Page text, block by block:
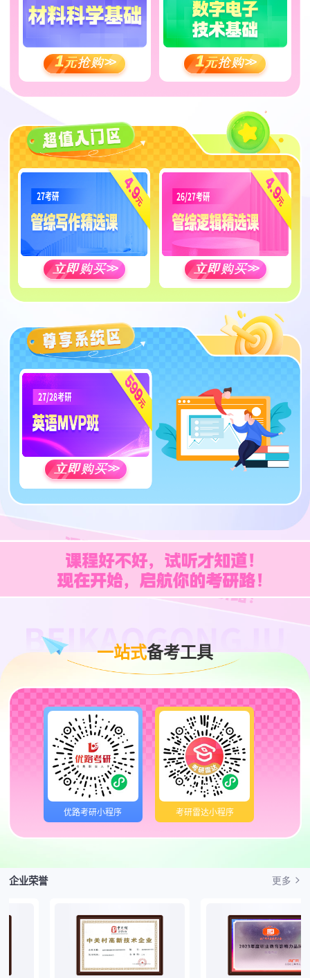
1元抢购>> 1元抢购>>
立即购买>> 立即购买>>
立即购买>>
一站式备考工具
优路考研小程序 考研雷达小程序
企业荣誉 更多